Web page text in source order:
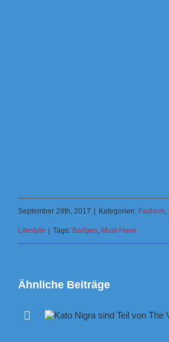
September 28th, 2017 Kategorien: Fashion,
Lifestyle Tags: Badges, Must-Have
Ähnliche Beiträge